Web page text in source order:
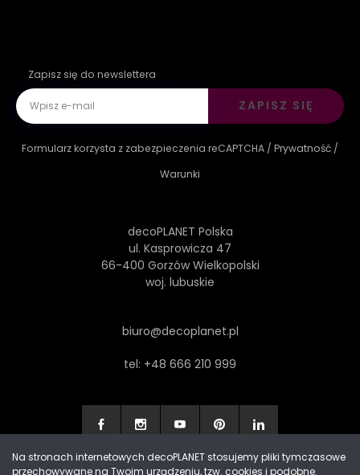
Zapisz się do newslettera
ZAPISZ SIĘ
Formularz korzysta z zabezpieczenia reCAPTCHA / Prywatność /
Warunki
decoPLANET Polska
ul. Kasprowicza 47
66-400 Gorzów Wielkopolski
woj. lubuskie
biuro@decoplanet.pl
tel: +48 666 210 999
Na stronach internetowych decoPLANET stosujemy pliki tymczasowe
przechowywane na Twoim urządzeniu, tzw. cookies i podobne.